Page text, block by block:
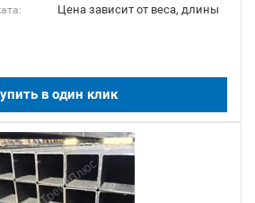
Цена зависит от веса, длины
в один клик